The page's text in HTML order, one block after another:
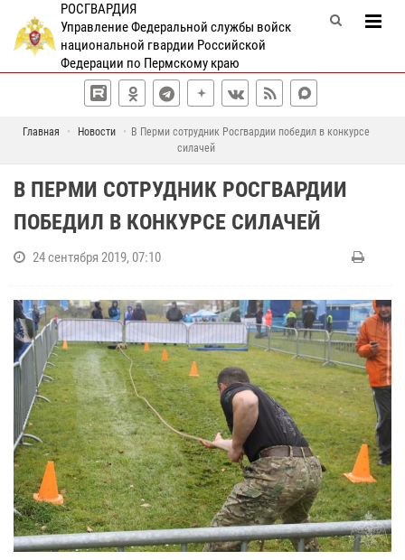
РОСГВАРДИЯ
Управление Федеральной службы войск
национальной гвардии Российской
Федерации по Пермскому краю
Главная Новости
В Перми сотрудник Росгвардии победил в конкурсе
силачей
В ПЕРМИ СОТРУДНИК РОСГВАРДИИ
ПОБЕДИЛ В КОНКУРСЕ СИЛАЧЕЙ
24 сентября 2019, 07:10